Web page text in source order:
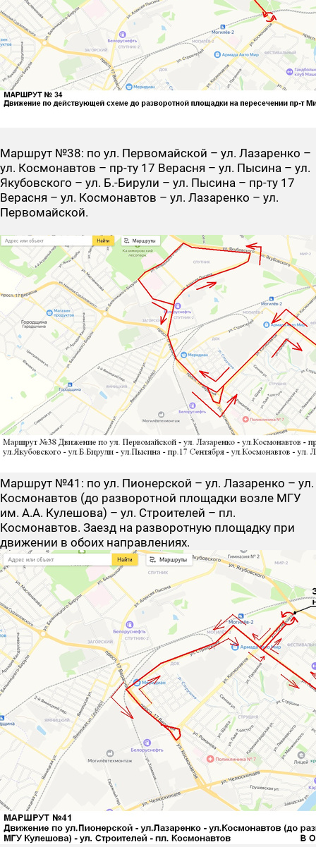
Маршрут №38: по ул. Первомайской – ул. Лазаренко –
ул. Космонавтов – пр-ту 17 Верасня – ул. Пысина – ул.
Якубовского – ул. Б.-Бирули – ул. Пысина – пр-ту 17
Верасня – ул. Космонавтов – ул. Лазаренко – ул.
Первомайской.
Маршрут №41 : по ул. Пионерской – ул. Лазаренко – ул.
Космонавтов (до разворотной площадки возле МГУ
им. А.А. Кулешова) – ул. Строителей – пл.
Космонавтов. Заезд на разворотную площадку при
движении в обоих направлениях.